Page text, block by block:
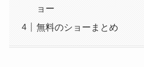
ョー
無料のショーまとめ